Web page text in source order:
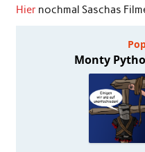
Hiernochmal Saschas